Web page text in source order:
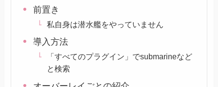
前置き
私自身は潜水艦をやっていません
導入方法
「すべてのプラグイン」でsubmarineなど
と検索